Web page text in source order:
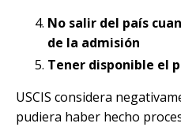
No salir del país
de la admisión
Tener disponible el
USCIS considera
pudiera haber hecho